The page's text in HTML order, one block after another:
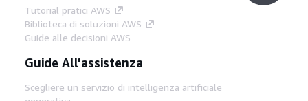
Tutorial pratici AWS
Biblioteca di soluzioni AWS
Guide alle decisioni AWS
Guide All'assistenza
Scegliere un servizio di intelligenza artificiale